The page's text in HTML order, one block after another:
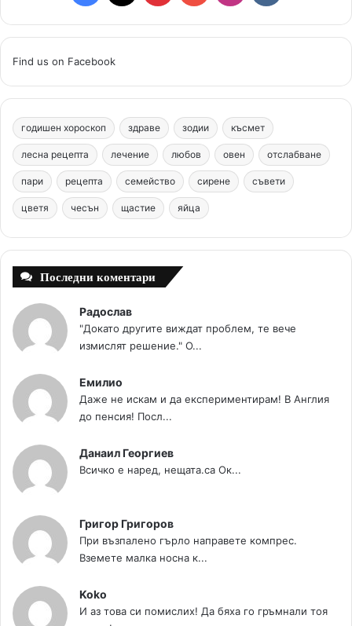
a
e
b
o
o
k
i
t
e
r
e
s
t
o
T
u
b
e
n
t
a
g
r
m
k
c
m
Find us on Facebook
годишен хороскоп здраве зодии късмет
лесна рецепта лечение любов овен отслабване
пари рецепта семейство сирене съвети
цветя чесън щастие яйца
Последни коментари
Радослав
"Докато другите виждат проблем, те вече
измислят решение." О...
Емилио
Даже не искам и да експериментирам! В Англия
до пенсия! Посл...
Данаил Георгиев
Всичко е наред, нещата.са Ок...
Григор Григоров
При възпалено гърло направете компрес.
Вземете малка носна к...
Koko
И аз това си помислих! Да бяха го гръмнали тоя